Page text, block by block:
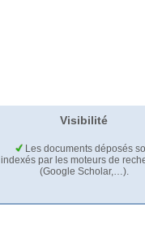
Visibilité
Les documents déposés
indexés par les moteurs de
(Google Scholar,…).